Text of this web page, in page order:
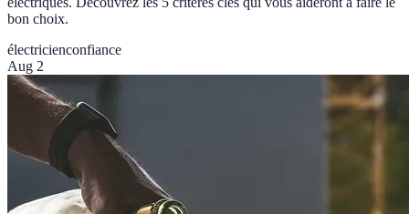
bon choix.
électricienconfiance
Aug 2